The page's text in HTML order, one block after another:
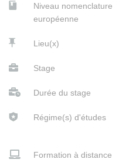
Niveau nomenclature
européenne
Lieu(x)
Stage
Durée du stage
Régime(s) d'études
Formation à distance